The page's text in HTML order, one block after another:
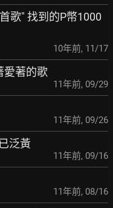
歌" 找到的P幣1000
10年前, 11/17
愛著的歌
11年前, 09/29
11年前, 09/26
泛黃
11年前, 09/16
11年前, 08/16